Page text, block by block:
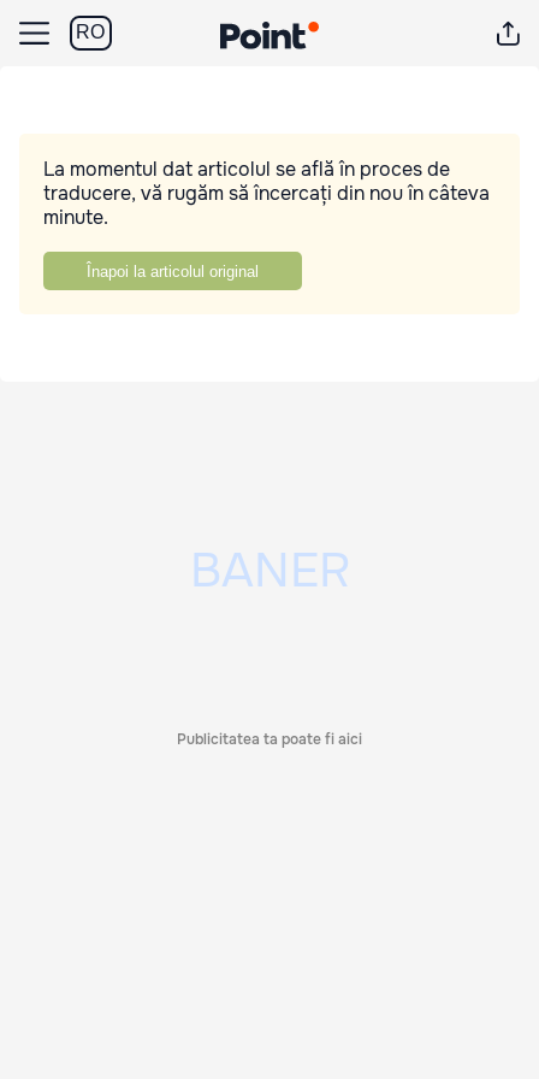
RO
La momentul dat articolul se află în proces de
traducere, vă rugăm să încercați din nou în câteva
minute.
Înapoi la articolul original
Publicitatea ta poate fi aici